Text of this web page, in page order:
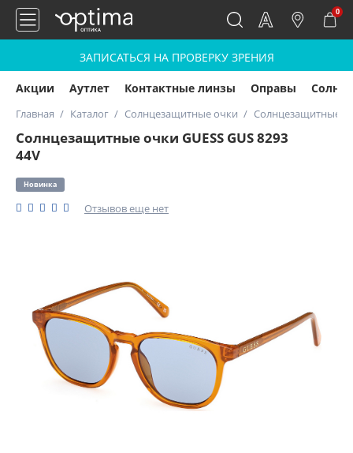
0
ЗАПИСАТЬСЯ НА ПРОВЕРКУ ЗРЕНИЯ
Акции Аутлет Контактные линзы Оправы
Главная Каталог Солнцезащитные очки Солнцезащитные
Солнцезащитные очки GUESS GUS 8293
44V
Новинка
Отзывов еще нет